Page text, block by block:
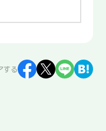
する